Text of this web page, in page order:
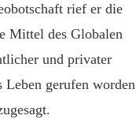
rief er die
Mittel des Globalen
und privater
Leben gerufen worden